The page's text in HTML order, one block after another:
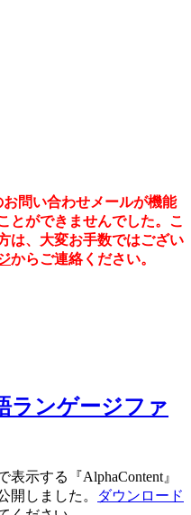
問い合わせメールが機能
とができませんでした。こ
は、大変お手数ではござい
からご連絡ください。
ランゲージファ
示する『AlphaContent』
開しました。
ダウンロード